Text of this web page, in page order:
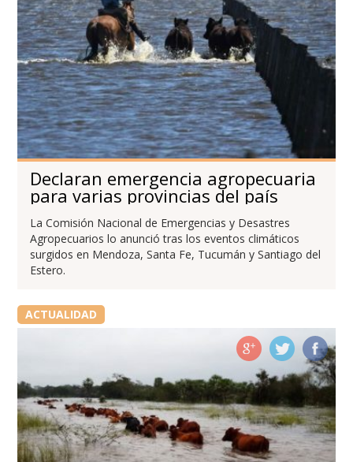
Declaran emergencia agropecuaria
para varias provincias del país
La Comisión Nacional de Emergencias y Desastres
Agropecuarios lo anunció tras los eventos climáticos
surgidos en Mendoza, Santa Fe, Tucumán y Santiago del
Estero.
ACTUALIDAD